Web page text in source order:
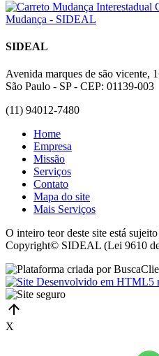
SIDEAL
Avenida marques de são vicente,
São Paulo - SP - CEP: 01139-003
(11) 94012-7480
Home
Empresa
Missão
Serviços
Contato
Mapa do site
Mais Serviços
O inteiro teor deste site está
Copyright© SIDEAL (Lei 9610
X